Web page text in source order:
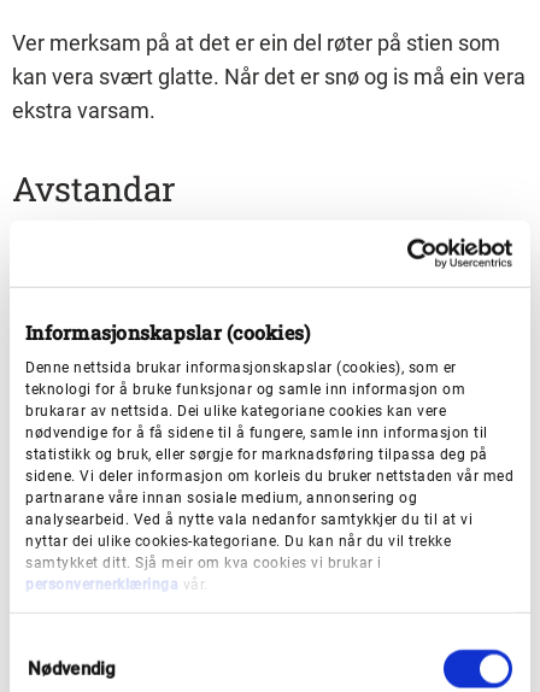
Informasjonskapslar (cookies)
Denne nettsida brukar informasjonskapslar (cookies), som er
teknologi for å bruke funksjonar og samle inn informasjon om
brukarar av nettsida. Dei ulike kategoriane cookies kan vere
nødvendige for å få sidene til å fungere, samle inn informasjon til
statistikk og bruk, eller sørgje for marknadsføring tilpassa deg på
sidene. Vi deler informasjon om korleis du bruker nettstaden vår med
partnarane våre innan sosiale medium, annonsering og
analysearbeid. Ved å nytte vala nedanfor samtykkjer du til at vi
nyttar dei ulike cookies-kategoriane. Du kan når du vil trekke
samtykket ditt. Sjå meir om kva cookies vi brukar i
personvernerklæringa vår.
Nødvendig
Ver merksam på at det er ein del røter på stien som
kan vera svært glatte. Når det er snø og is må ein vera
ekstra varsam.
Avstandar
Turen er om lag 1,2 kilometer og tar kring 45 minutt å
gå.
Om hytta/turen
Startpunkt:parkering til motorcrossbana på Rossland
Lengde (ein veg):1,3 kilometer
Tid (ein veg):50 minutt
Høgd over havet: